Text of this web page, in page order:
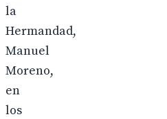
la
Hermandad,
Manuel
Moreno,
en
los